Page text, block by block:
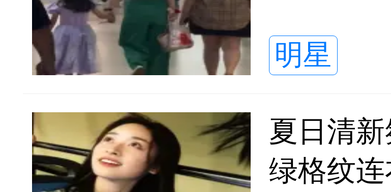
明星
夏日清
绿格纹